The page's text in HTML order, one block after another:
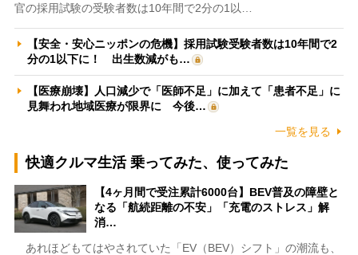
官の採用試験の受験者数は10年間で2分の1以…
【安全・安心ニッポンの危機】採用試験受験者数は10年間で2
分の1以下に！ 出生数減がも…
【医療崩壊】人口減少で「医師不足」に加えて「患者不足」に
見舞われ地域医療が限界に 今後…
一覧を見る
快適クルマ生活 乗ってみた、使ってみた
【4ヶ月間で受注累計6000台】BEV普及の障壁と
なる「航続距離の不安」「充電のストレス」解
消…
あれほどもてはやされていた「EV（BEV）シフト」の潮流も、